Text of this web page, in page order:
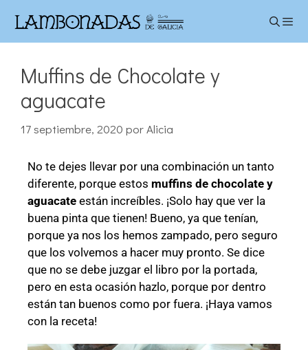
Muffins de Chocolate y
aguacate
17 septiembre, 2020 porAlicia
No te dejes llevar por una combinación un tanto
diferente, porque estos muffins de chocolate y
aguacate están increíbles. ¡Solo hay que ver la
buena pinta que tienen! Bueno, ya que tenían,
porque ya nos los hemos zampado, pero seguro
que los volvemos a hacer muy pronto. Se dice
que no se debe juzgar el libro por la portada,
pero en esta ocasión hazlo, porque por dentro
están tan buenos como por fuera. ¡Haya vamos
con la receta!